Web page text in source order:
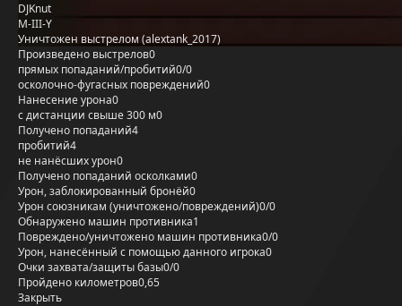
DJKnut
M-III-Y
Уничтожен выстрелом (alextank_2017)
Произведено выстрелов0
прямых попаданий/пробитий0/0
осколочно-фугасных повреждений0
Нанесение урона0
с дистанции свыше 300 м0
Получено попаданий4
пробитий4
не нанёсших урон0
Получено попаданий осколками0
Урон, заблокированный бронёй0
Урон союзникам (уничтожено/повреждений)0/0
Обнаружено машин противника1
Повреждено/уничтожено машин противника0/0
Урон, нанесённый с помощью данного игрока0
Очки захвата/защиты базы0/0
Пройдено километров0,65
Закрыть